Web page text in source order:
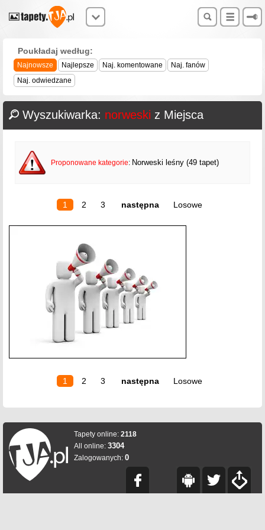
Poukładaj według:
Najnowsze Najlepsze Naj. komentowane
Naj. fanów
Naj. odwiedzane
Wyszukiwarka: norweski z Miejsca
Proponowane kategorie: Norweski leśny (49 tapet)
1 2 3 następna Losowe
1 2 3 następna Losowe
Tapety online: 2118
All online: 3304
Zalogowanych: 0